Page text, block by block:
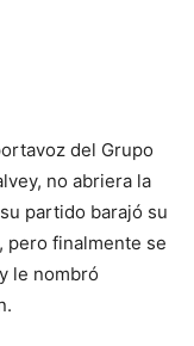
del Grupo
no abriera la
partido barajó su
pero finalmente se
le nombró